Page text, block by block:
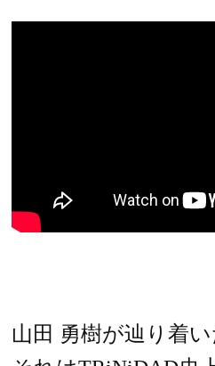
山田 勇樹が辿り着い